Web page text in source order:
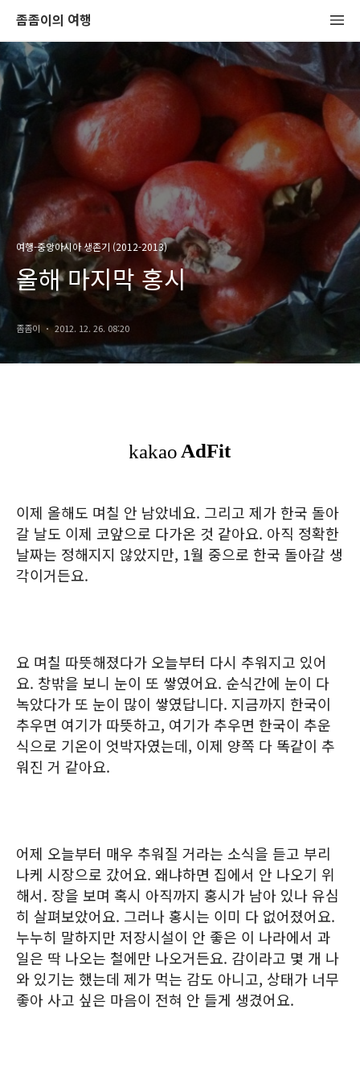
좀좀이의 여행
여행-중앙아시아 생존기 (2012-2013)
올해 마지막 홍시
좀좀이 2012. 12. 26. 08:20
이제 올해도 며칠 안 남았네요. 그리고 제가 한국 돌아
갈 날도 이제 코앞으로 다가온 것 같아요. 아직 정확한
날짜는 정해지지 않았지만, 1월 중으로 한국 돌아갈 생
각이거든요.
요 며칠 따뜻해졌다가 오늘부터 다시 추워지고 있어
요. 창밖을 보니 눈이 또 쌓였어요. 순식간에 눈이 다
녹았다가 또 눈이 많이 쌓였답니다. 지금까지 한국이
추우면 여기가 따뜻하고, 여기가 추우면 한국이 추운
식으로 기온이 엇박자였는데, 이제 양쪽 다 똑같이 추
워진 거 같아요.
어제 오늘부터 매우 추워질 거라는 소식을 듣고 부리
나케 시장으로 갔어요. 왜냐하면 집에서 안 나오기 위
해서. 장을 보며 혹시 아직까지 홍시가 남아 있나 유심
히 살펴보았어요. 그러나 홍시는 이미 다 없어졌어요.
누누히 말하지만 저장시설이 안 좋은 이 나라에서 과
일은 딱 나오는 철에만 나오거든요. 감이라고 몇 개 나
와 있기는 했는데 제가 먹는 감도 아니고, 상태가 너무
좋아 사고 싶은 마음이 전혀 안 들게 생겼어요.